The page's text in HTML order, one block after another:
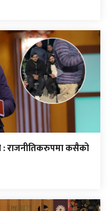
: राजनीतिकरुपमा कसैको